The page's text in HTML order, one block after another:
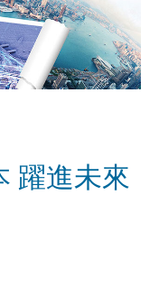
躍進未來